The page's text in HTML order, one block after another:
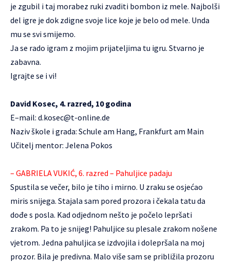
je zgubil i taj morabez ruki zvaditi bombon iz mele. Najbolši
del igre je dok zdigne svoje lice koje je belo od mele. Unda
mu se svi smijemo.
Ja se rado igram z mojim prijateljima tu igru. Stvarno je
zabavna.
Igrajte se i vi!
David Kosec, 4. razred, 10 godina
E–mail: d.kosec@t-online.de
Naziv škole i grada: Schule am Hang, Frankfurt am Main
Učitelj mentor: Jelena Pokos
– GABRIELA VUKIĆ, 6. razred – Pahuljice padaju
Spustila se večer, bilo je tiho i mirno. U zraku se osjećao
miris snijega. Stajala sam pored prozora i čekala tatu da
dođe s posla. Kad odjednom nešto je počelo lepršati
zrakom. Pa to je snijeg! Pahuljice su plesale zrakom nošene
vjetrom. Jedna pahuljica se izdvojila i dolepršala na moj
prozor. Bila je predivna. Malo više sam se približila prozoru